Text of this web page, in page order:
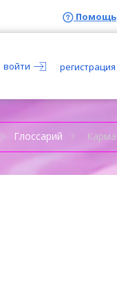
Помощь
войти регистрация
Глоссарий Карма